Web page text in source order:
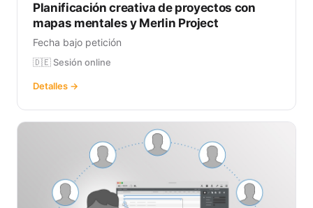
Planificación creativa de proyectos con
mapas mentales y Merlin Project
Fecha bajo petición
🇩🇪 Sesión online
Detalles →